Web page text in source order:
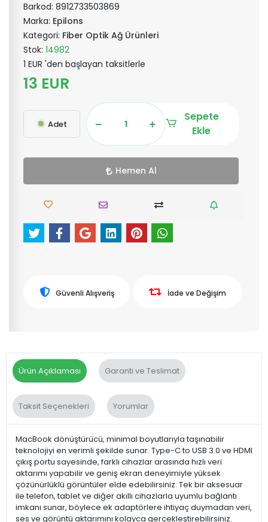
Barkod: 8912733503869
Marka: Epilons
Kategori: Fiber Optik Ağ Ürünleri
Stok: 14982
1 EUR 'den başlayan taksitlerle
13 EUR
Adet
Sepete
Ekle
Hemen Al
Güvenli Alışveriş İade ve Değişim
Ürün Açıklaması Garanti ve Teslimat
Taksit Seçenekleri Yorumlar
MacBook dönüştürücü, minimal boyutlarıyla taşınabilir
teknolojiyi en verimli şekilde sunar. Type-C to USB 3.0 ve HDMI
çıkış portu sayesinde, farklı cihazlar arasında hızlı veri
aktarımı yapabilir ve geniş ekran deneyimiyle yüksek
çözünürlüklü görüntüler elde edebilirsiniz. Tek bir aksesuar
ile telefon, tablet ve diğer akıllı cihazlarla uyumlu bağlantı
imkanı sunar, böylece ek adaptörlere ihtiyaç duymadan veri,
ses ve görüntü aktarımını kolayca gerçekleştirebilirsiniz.